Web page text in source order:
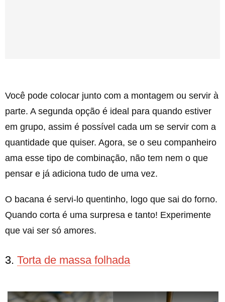
Você pode colocar junto com a montagem ou servir à
parte. A segunda opção é ideal para quando estiver
em grupo, assim é possível cada um se servir com a
quantidade que quiser. Agora, se o seu companheiro
ama esse tipo de combinação, não tem nem o que
pensar e já adiciona tudo de uma vez.
O bacana é servi-lo quentinho, logo que sai do forno.
Quando corta é uma surpresa e tanto! Experimente
que vai ser só amores.
3. Torta de massa folhada